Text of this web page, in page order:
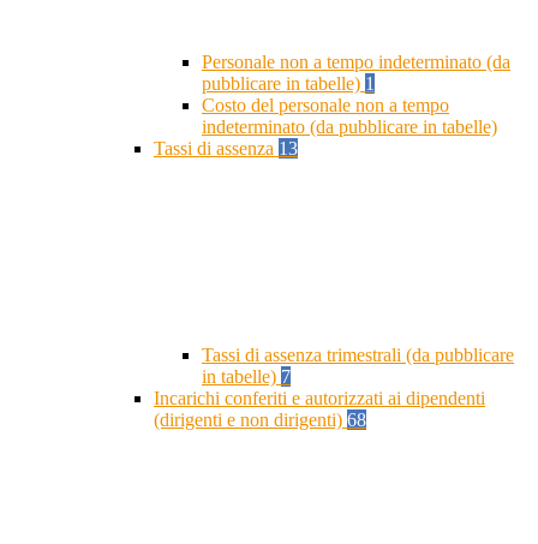
Personale non a tempo indeterminato (da
pubblicare in tabelle) 1
Costo del personale non a tempo
indeterminato (da pubblicare in tabelle)
Tassi di assenza 13
Tassi di assenza trimestrali (da pubblicare
in tabelle) 7
Incarichi conferiti e autorizzati ai dipendenti
(dirigenti e non dirigenti) 68